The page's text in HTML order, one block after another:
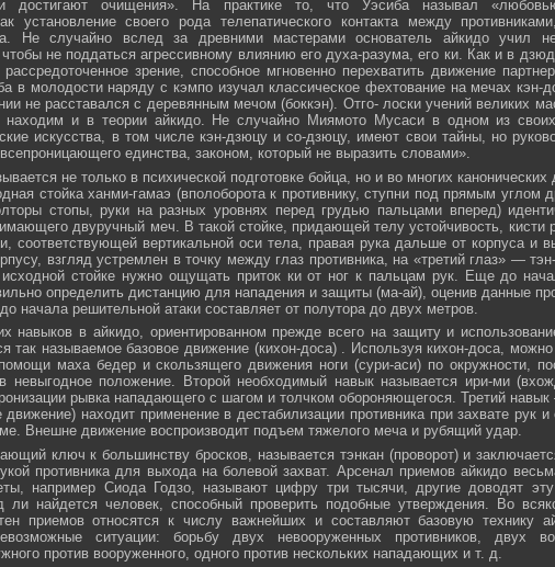
очищения». На практике то, что Уэсиба называл
установление своего рода телепатического контакта между
Не случайно вслед за древними мастерами основатель айкидо учил
чтобы не поддаться агрессивному влиянию его духа-разума, его ки. Как и в
рассредоточенное зрение, способное мгновенно перехватить движение
в молодости наряду с кэмпо изучал классическое фехтование на мечах кэн-
не расставался с деревянным мечом (боккэн). Отго- лоски учений великих
и в теории айкидо. Не случайно Миямото Мусаси в одном из своих
искусства, в том числе кэн-дзюцу и со-дзюцу, имеют свои тайны, но
единства, законом, который не выразить словами».
не только в психической подготовке бойца, но и во многих канонических
стойка ханми-гамаэ (вполоборота к противнику, ступни под прямым углом
стопы, руки на разных уровнях перед грудью пальцами вперед)
двуручный меч. В такой стойке, придающей телу устойчивость, кисти
соответствующей вертикальной оси тела, правая рука дальше от корпуса и
взгляд устремлен в точку между глаз противника, на «третий глаз» —
стойке нужно ощущать приток ки от ног к пальцам рук. Еще до
определить дистанцию для нападения и защиты (ма-ай), оценив данные
начала решительной атаки составляет от полутора до двух метров.
навыков в айкидо, ориентированном прежде всего на защиту и
так называемое базовое движение (кихон-доса) . Используя кихон-доса, можно
маха бедер и скользящего движения ноги (сури-аси) по окружности,
невыгодное положение. Второй необходимый навык называется ири-ми
рывка нападающего с шагом и толчком обороняющегося. Третий
находит применение в дестабилизации противника при захвате рук и
Внешне движение воспроизводит подъем тяжелого меча и рубящий удар.
ключ к большинству бросков, называется тэнкан (проворот) и
противника для выхода на болевой захват. Арсенал приемов айкидо
например Сиода Годзо, называют цифру три тысячи, другие доводят
ли найдется человек, способный проверить подобные утверждения. Во
приемов относятся к числу важнейших и составляют базовую технику
ситуации: борьбу двух невооруженных противников, двух
против вооруженного, одного против нескольких нападающих и т. д.